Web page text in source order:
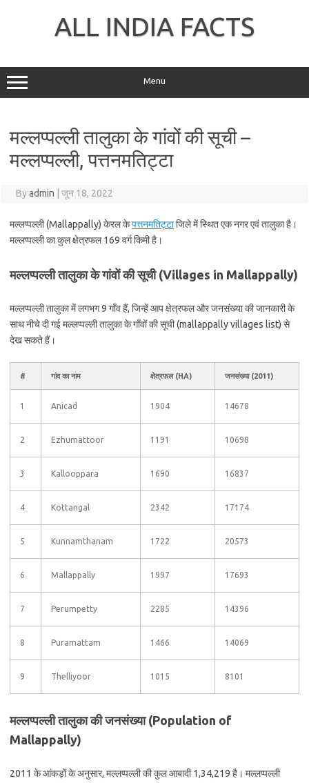
ALL INDIA FACTS
Menu
मल्लप्पल्ली तालुका के गांवों की सूची –
मल्लप्पल्ली, पत्तनमतिट्टा
Byadmin जून 18, 2022
मल्लप्पल्ली (Mallappally) केरल केपत्तनमतिट्टाजिले में स्थित एक नगर एवं तालुका है।
मल्लप्पल्ली का कुल क्षेत्रफल 169 वर्ग किमी है।
मल्लप्पल्ली तालुका के गांवों की सूची (Villages in Mallappally)
मल्लप्पल्ली तालुका में लगभग 9 गाँव हैं, जिन्हें आप क्षेत्रफल और जनसंख्या की जानकारी के
साथ नीचे दी गई मल्लप्पल्ली तालुका के गाँवों की सूची (mallappally villages list) से
देख सकते हैं।
# गांव का नाम क्षेत्रफल (HA) जनसंख्या (2011)
1 Anicad 1904 14678
2 Ezhumattoor 1191 10698
3 Kallooppara 1690 16837
4 Kottangal 2342 17174
5 Kunnamthanam 1722 20573
6 Mallappally 1997 17693
7 Perumpetty 2285 14396
8 Puramattam 1466 14069
9 Thelliyoor 1015 8101
मल्लप्पल्ली तालुका की जनसंख्या (Population of
Mallappally)
2011 के आंकड़ों के अनुसार, मल्लप्पल्ली की कुल आबादी 1,34,219 है। मल्लप्पल्ली